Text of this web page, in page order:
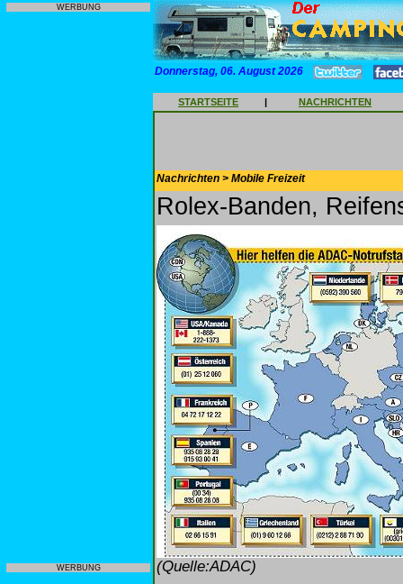
WERBUNG
WERBUNG
Donnerstag, 06. August 2026
STARTSEITE | NACHRICHTEN
Nachrichten > Mobile Freizeit
Rolex-Banden,
(Quelle:ADAC)